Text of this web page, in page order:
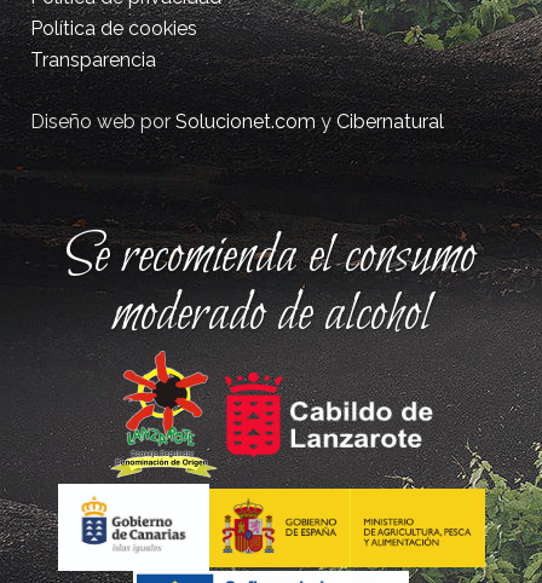
Política de cookies
Transparencia
Diseño web porSolucionet.comyCibernatural
Se recomienda el consumo
moderado de alcohol